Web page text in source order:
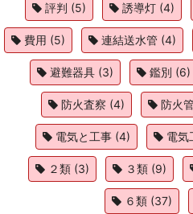
評判 (5) 誘導灯(4)
費用 (5) 連結送水管 (4)
避難器具(3) 鑑別 (6)
防火査察 (4) 防火
電気と工事(4) 電気
２類 (3) ３類 (9)
６類(37)